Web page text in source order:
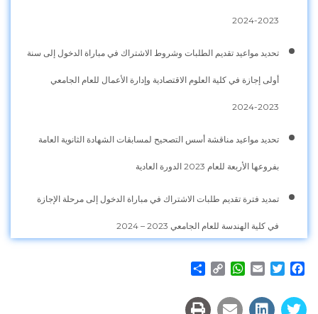
2023-2024
تحديد مواعيد تقديم الطلبات وشروط الاشتراك في مباراة الدخول إلى سنة
أولى إجازة في كلية العلوم الاقتصادية وإدارة الأعمال للعام الجامعي
2023-2024
تحديد مواعيد مناقشة أسس التصحيح لمسابقات الشهادة الثانوية العامة
بفروعها الأربعة للعام 2023 الدورة العادية
تمديد فترة تقديم طلبات الاشتراك في مباراة الدخول إلى مرحلة الإجازة
في كلية الهندسة للعام الجامعي 2023 – 2024
Facebook
Twitter
Email
WhatsApp
Copy